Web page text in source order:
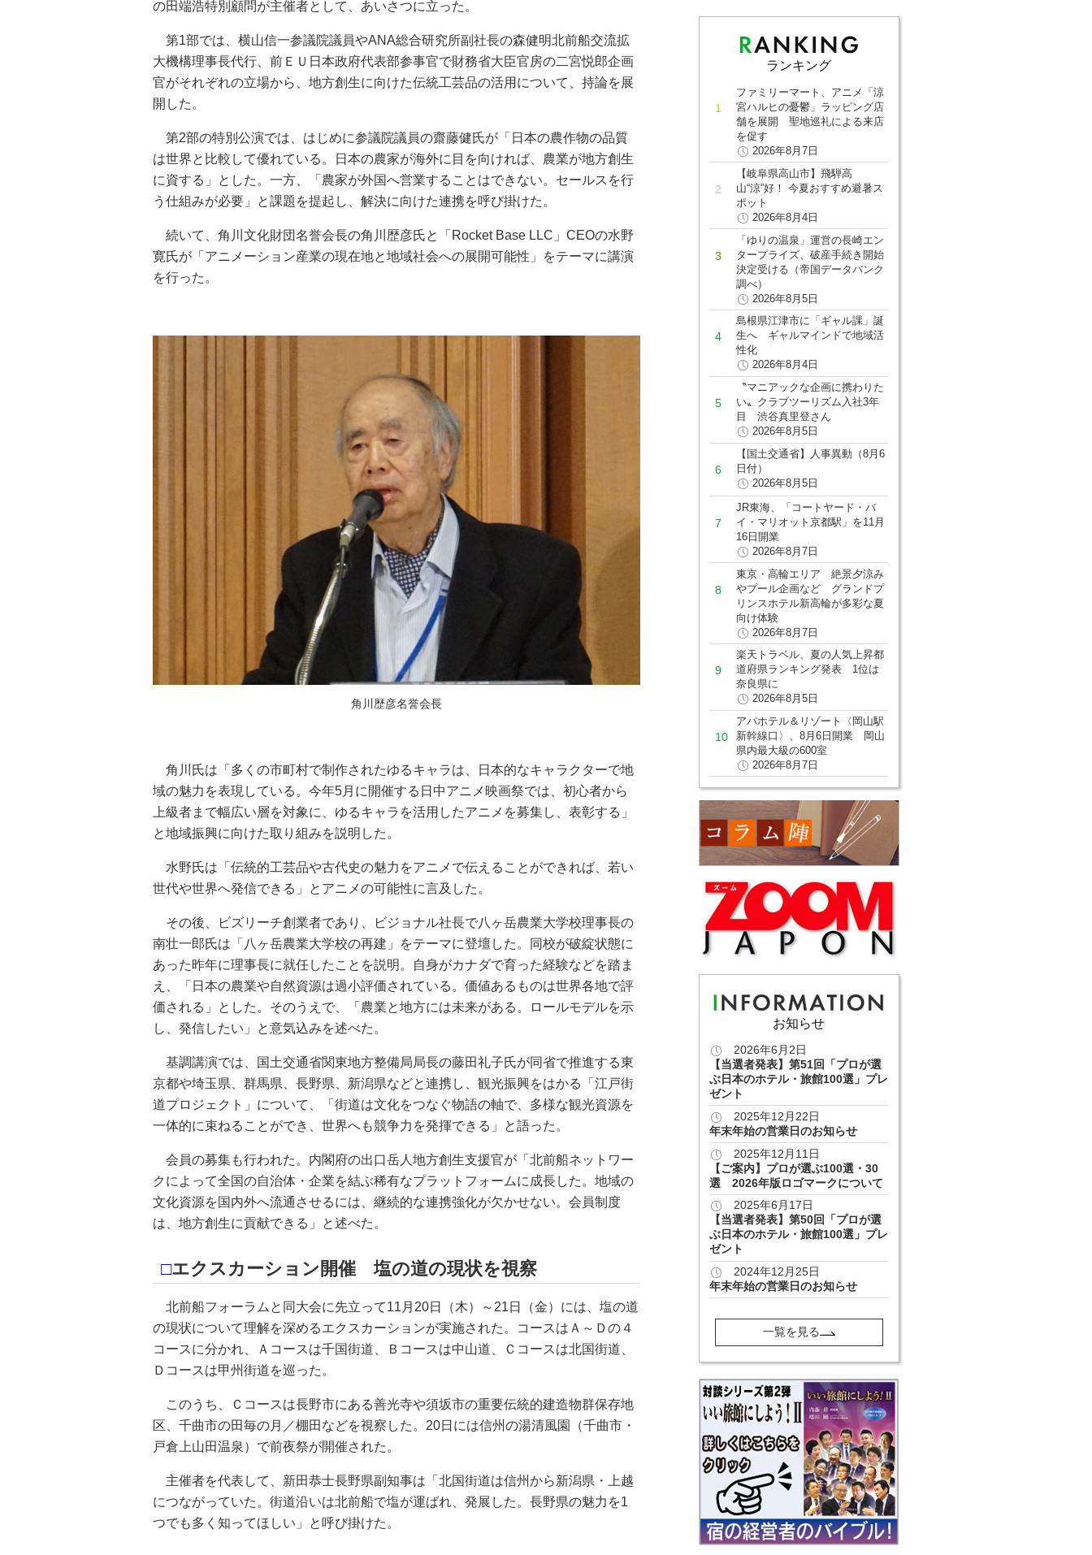
の田端浩特別顧問が主催者として、あいさつに立った。
第1部では、横山信一参議院議員やANA総合研究所副社長の森健明北前船交流拡
大機構理事長代行、前ＥＵ日本政府代表部参事官で財務省大臣官房の二宮悦郎企画
官がそれぞれの立場から、地方創生に向けた伝統工芸品の活用について、持論を展
開した。
第2部の特別公演では、はじめに参議院議員の齋藤健氏が「日本の農作物の品質
は世界と比較して優れている。日本の農家が海外に目を向ければ、農業が地方創生
に資する」とした。一方、「農家が外国へ営業することはできない。セールスを行
う仕組みが必要」と課題を提起し、解決に向けた連携を呼び掛けた。
続いて、角川文化財団名誉会長の角川歴彦氏と「Rocket Base LLC」CEOの水野
寛氏が「アニメーション産業の現在地と地域社会への展開可能性」をテーマに講演
を行った。
角川歴彦名誉会長
角川氏は「多くの市町村で制作されたゆるキャラは、日本的なキャラクターで地
域の魅力を表現している。今年5月に開催する日中アニメ映画祭では、初心者から
上級者まで幅広い層を対象に、ゆるキャラを活用したアニメを募集し、表彰する」
と地域振興に向けた取り組みを説明した。
水野氏は「伝統的工芸品や古代史の魅力をアニメで伝えることができれば、若い
世代や世界へ発信できる」とアニメの可能性に言及した。
その後、ビズリーチ創業者であり、ビジョナル社長で八ヶ岳農業大学校理事長の
南壮一郎氏は「八ヶ岳農業大学校の再建」をテーマに登壇した。同校が破綻状態に
あった昨年に理事長に就任したことを説明。自身がカナダで育った経験などを踏ま
え、「日本の農業や自然資源は過小評価されている。価値あるものは世界各地で評
価される」とした。そのうえで、「農業と地方には未来がある。ロールモデルを示
し、発信したい」と意気込みを述べた。
基調講演では、国土交通省関東地方整備局局長の藤田礼子氏が同省で推進する東
京都や埼玉県、群馬県、長野県、新潟県などと連携し、観光振興をはかる「江戸街
道プロジェクト」について、「街道は文化をつなぐ物語の軸で、多様な観光資源を
一体的に束ねることができ、世界へも競争力を発揮できる」と語った。
会員の募集も行われた。内閣府の出口岳人地方創生支援官が「北前船ネットワー
クによって全国の自治体・企業を結ぶ稀有なプラットフォームに成長した。地域の
文化資源を国内外へ流通させるには、継続的な連携強化が欠かせない。会員制度
は、地方創生に貢献できる」と述べた。
□エクスカーション開催 塩の道の現状を視察
北前船フォーラムと同大会に先立って11月20日（木）～21日（金）には、塩の道
の現状について理解を深めるエクスカーションが実施された。コースはＡ～Ｄの４
コースに分かれ、Ａコースは千国街道、Ｂコースは中山道、Ｃコースは北国街道、
Ｄコースは甲州街道を巡った。
このうち、Ｃコースは長野市にある善光寺や須坂市の重要伝統的建造物群保存地
区、千曲市の田毎の月／棚田などを視察した。20日には信州の湯清風園（千曲市・
戸倉上山田温泉）で前夜祭が開催された。
主催者を代表して、新田恭士長野県副知事は「北国街道は信州から新潟県・上越
につながっていた。街道沿いは北前船で塩が運ばれ、発展した。長野県の魅力を1
つでも多く知ってほしい」と呼び掛けた。
ランキング
ファミリーマート、アニメ「涼
宮ハルヒの憂鬱」ラッピング店
舗を展開 聖地巡礼による来店
を促す
2026年8月7日
【岐阜県高山市】飛騨高
山“涼”好！ 今夏おすすめ避暑ス
ポット
2026年8月4日
「ゆりの温泉」運営の長崎エン
タープライズ、破産手続き開始
決定受ける（帝国データバンク
調べ）
2026年8月5日
島根県江津市に「ギャル課」誕
生へ ギャルマインドで地域活
性化
2026年8月4日
〝マニアックな企画に携わりた
い〟クラブツーリズム入社3年
目 渋谷真里登さん
2026年8月5日
【国土交通省】人事異動（8月6
日付）
2026年8月5日
JR東海、「コートヤード・バ
イ・マリオット京都駅」を11月
16日開業
2026年8月7日
東京・高輪エリア 絶景夕涼み
やプール企画など グランドプ
リンスホテル新高輪が多彩な夏
向け体験
2026年8月7日
楽天トラベル、夏の人気上昇都
道府県ランキング発表 1位は
奈良県に
2026年8月5日
アパホテル＆リゾート〈岡山駅
新幹線口〉、8月6日開業 岡山
県内最大級の600室
2026年8月7日
お知らせ
2026年6月2日
【当選者発表】第51回「プロが選
ぶ日本のホテル・旅館100選」プレ
ゼント
2025年12月22日
年末年始の営業日のお知らせ
2025年12月11日
【ご案内】プロが選ぶ100選・30
選 2026年版ロゴマークについて
2025年6月17日
【当選者発表】第50回「プロが選
ぶ日本のホテル・旅館100選」プレ
ゼント
2024年12月25日
年末年始の営業日のお知らせ
一覧を見る